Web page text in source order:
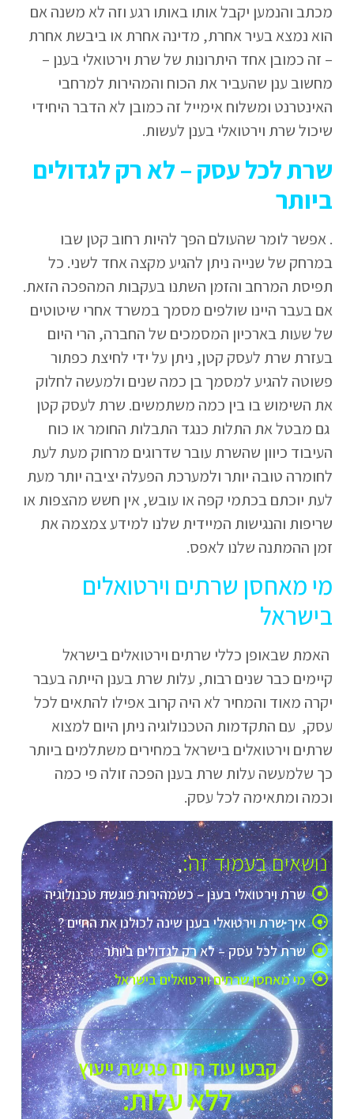
מכתב והנמען יקבל אותו באותו רגע וזה לא משנה אם
הוא נמצא בעיר אחרת, מדינה אחרת או ביבשת אחרת
– זה כמובן אחד היתרונות של שרת וירטואלי בענן –
מחשוב ענן שהעביר את הכוח והמהירות למרחבי
האינטרנט ומשלוח אימייל זה כמובן לא הדבר היחידי
שיכול שרת וירטואלי בענן לעשות.
שרת לכל עסק – לא רק לגדולים
ביותר
. אפשר לומר שהעולם הפך להיות רחוב קטן שבו
במרחק של שנייה ניתן להגיע מקצה אחד לשני. כל
תפיסת המרחב והזמן השתנו בעקבות המהפכה הזאת.
אם בעבר היינו שולפים מסמך במשרד אחרי שיטוטים
של שעות בארכיון המסמכים של החברה, הרי היום
בעזרת שרת לעסק קטן, ניתן על ידי לחיצת כפתור
פשוטה להגיע למסמך בן כמה שנים ולמעשה לחלוק
את השימוש בו בין כמה משתמשים. שרת לעסק קטן
גם מבטל את התלות כנגד התבלות החומר או כוח
העיבוד כיוון שהשרת עובר שדרוגים מרחוק מעת לעת
לחומרה טובה יותר ולמערכת הפעלה יציבה יותר מעת
לעת יוכתם בכתמי קפה או עובש, אין חשש מהצפות או
שריפות והנגישות המיידית שלנו למידע צמצמה את
זמן ההמתנה שלנו לאפס.
מי מאחסן שרתים וירטואלים
בישראל
האמת שבאופן כללי שרתים וירטואלים בישראל
קיימים כבר שנים רבות, עלות שרת בענן הייתה בעבר
יקרה מאוד והמחיר לא היה קרוב אפילו להתאים לכל
עסק, עם התקדמות הטכנולוגיה ניתן היום למצוא
שרתים וירטואלים בישראל במחירים משתלמים ביותר
כך שלמעשה עלות שרת בענן הפכה זולה פי כמה
וכמה ומתאימה לכל עסק.
נושאים בעמוד זה:
שרת וירטואלי בענן – כשמהירות פוגשת טכנולוגיה
איך שרת וירטואלי בענן שינה לכולנו את החיים ?
שרת לכל עסק – לא רק לגדולים ביותר
מי מאחסן שרתים וירטואלים בישראל
קבעו עוד היום פגישת ייעוץ
ללא עלות:​